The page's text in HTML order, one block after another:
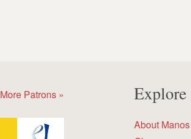
More Patrons » Explore
About Manos